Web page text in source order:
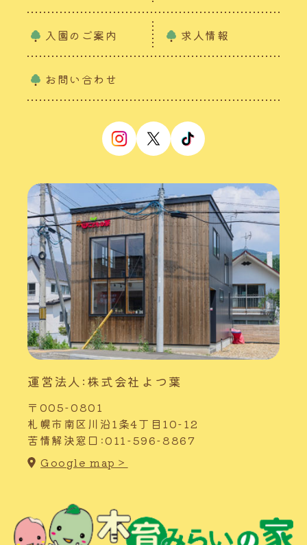
入園のご案内 求人情報
お問い合わせ
運営法人:株式会社よつ葉
〒005-0801
札幌市南区川沿1条4丁目10-12
苦情解決窓口:011-596-8867
Google map＞